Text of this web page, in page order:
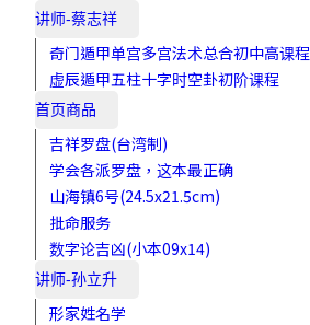
讲师-蔡志祥
奇门遁甲单宫多宫法术总合初中高课程
虚辰遁甲五柱十字时空卦初阶课程
首页商品
吉祥罗盘(台湾制)
学会各派罗盘，这本最正确
山海镇6号(24.5x21.5cm)
批命服务
数字论吉凶(小本09x14)
讲师-孙立升
形家姓名学